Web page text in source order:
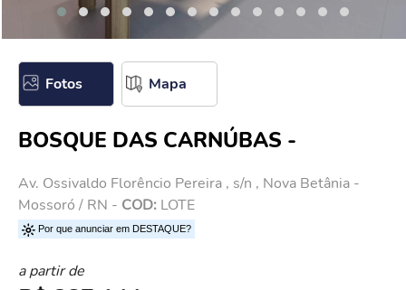
Fotos Mapa
BOSQUE DAS CARNÚBAS -
Av. Ossivaldo Florêncio Pereira , s/n , Nova Betânia -
Mossoró / RN - COD: LOTE
Por que anunciar em DESTAQUE?
a partir de